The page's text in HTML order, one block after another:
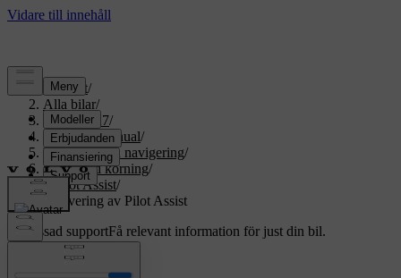
Support/
Alla bilar/
EX60 2027/
Användarmanual/
Förarstöd och navigering/
Assisterad körning/
Pilot Assist/
Aktivering av Pilot Assist
Anpassad supportFå relevant information för just din bil.